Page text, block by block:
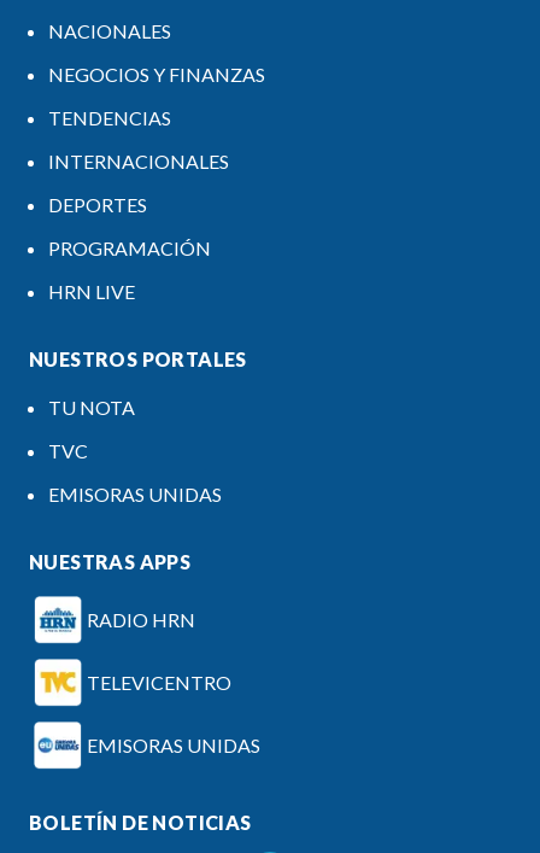
NACIONALES
NEGOCIOS Y FINANZAS
TENDENCIAS
INTERNACIONALES
DEPORTES
PROGRAMACIÓN
HRN LIVE
NUESTROS PORTALES
TU NOTA
TVC
EMISORAS UNIDAS
NUESTRAS APPS
RADIO HRN
TELEVICENTRO
EMISORAS UNIDAS
BOLETÍN DE NOTICIAS